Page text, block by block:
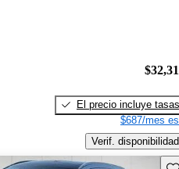
El precio incluye tasas
$687/mes
Verif. disponibilidad